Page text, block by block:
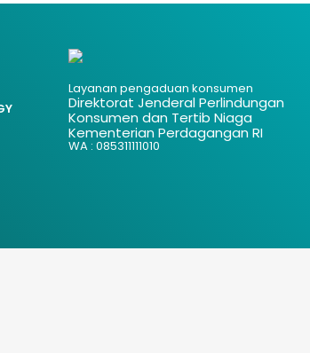
Layanan pengaduan konsumen
Direktorat Jenderal Perlindungan
Konsumen dan Tertib Niaga
Kementerian Perdagangan RI
WA : 085311111010